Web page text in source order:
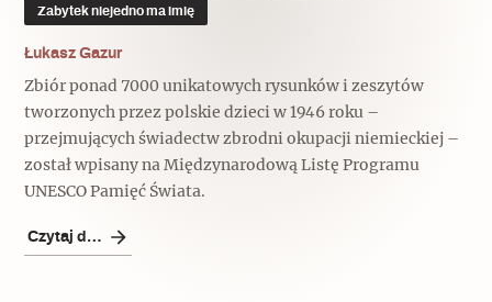
Zabytek niejedno ma imię
Łukasz Gazur
Zbiór ponad 7000 unikatowych rysunków i zeszytów
tworzonych przez polskie dzieci w 1946 roku –
przejmujących świadectw zbrodni okupacji niemieckiej –
został wpisany na Międzynarodową Listę Programu
UNESCO Pamięć Świata.
Czytaj dalej